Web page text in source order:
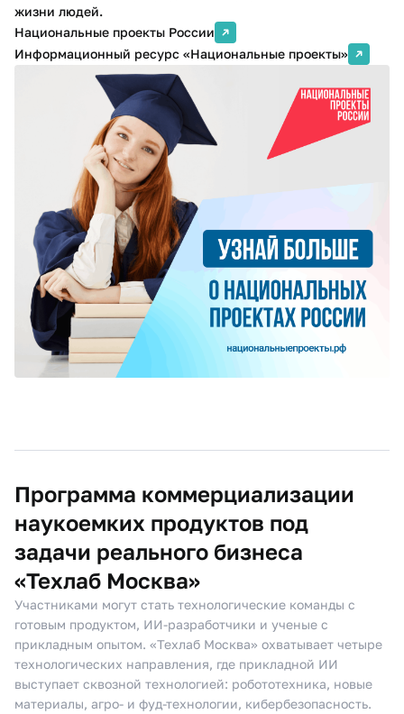
жизни людей.
Национальные проекты России
Информационный ресурс «Национальные проекты»
Программа коммерциализации
наукоемких продуктов под
задачи реального бизнеса
«Техлаб Москва»
Участниками могут стать технологические команды с
готовым продуктом, ИИ-разработчики и ученые с
прикладным опытом. «Техлаб Москва» охватывает четыре
технологических направления, где прикладной ИИ
выступает сквозной технологией: робототехника, новые
материалы, агро- и фуд-технологии, кибербезопасность.